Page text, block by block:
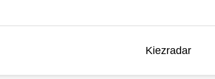
Kiezradar